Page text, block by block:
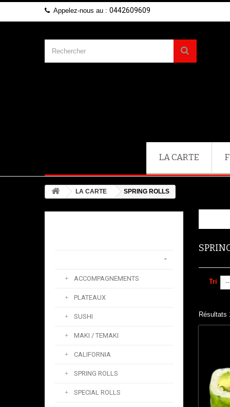
Appelez-nous au : 0442609609
LA CARTE
LA CARTE SPRING ROLLS
ACCOMPAGNEMENTS
PLATEAUX
SUSHI
MAKI / TEMAKI
CALIFORNIA
SPRING ROLLS
SPECIAL ROLLS
Tri --
Résultats